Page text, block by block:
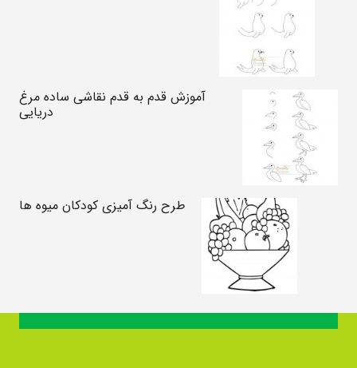
آموزش قدم به قدم نقاشی ساده مرغ
دریایی
طرح رنگ آمیزی کودکان میوه ها